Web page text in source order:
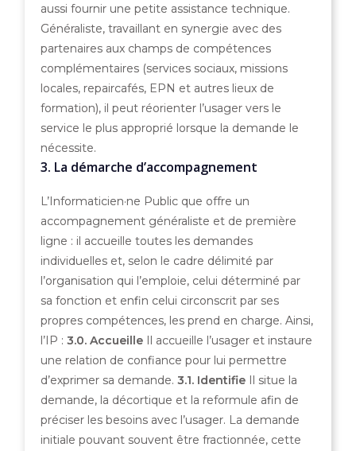
aussi fournir une petite assistance technique.
Généraliste, travaillant en synergie avec des
partenaires aux champs de compétences
complémentaires (services sociaux, missions
locales, repaircafés, EPN et autres lieux de
formation), il peut réorienter l’usager vers le
service le plus approprié lorsque la demande le
nécessite.
3. La démarche d’accompagnement
L’Informaticien·ne Public que offre un
accompagnement généraliste et de première
ligne : il accueille toutes les demandes
individuelles et, selon le cadre délimité par
l’organisation qui l’emploie, celui déterminé par
sa fonction et enfin celui circonscrit par ses
propres compétences, les prend en charge. Ainsi,
l’IP :3.0. Accueille Il accueille l’usager et instaure
une relation de confiance pour lui permettre
d’exprimer sa demande.3.1. Identifie Il situe la
demande, la décortique et la reformule afin de
préciser les besoins avec l’usager. La demande
initiale pouvant souvent être fractionnée, cette